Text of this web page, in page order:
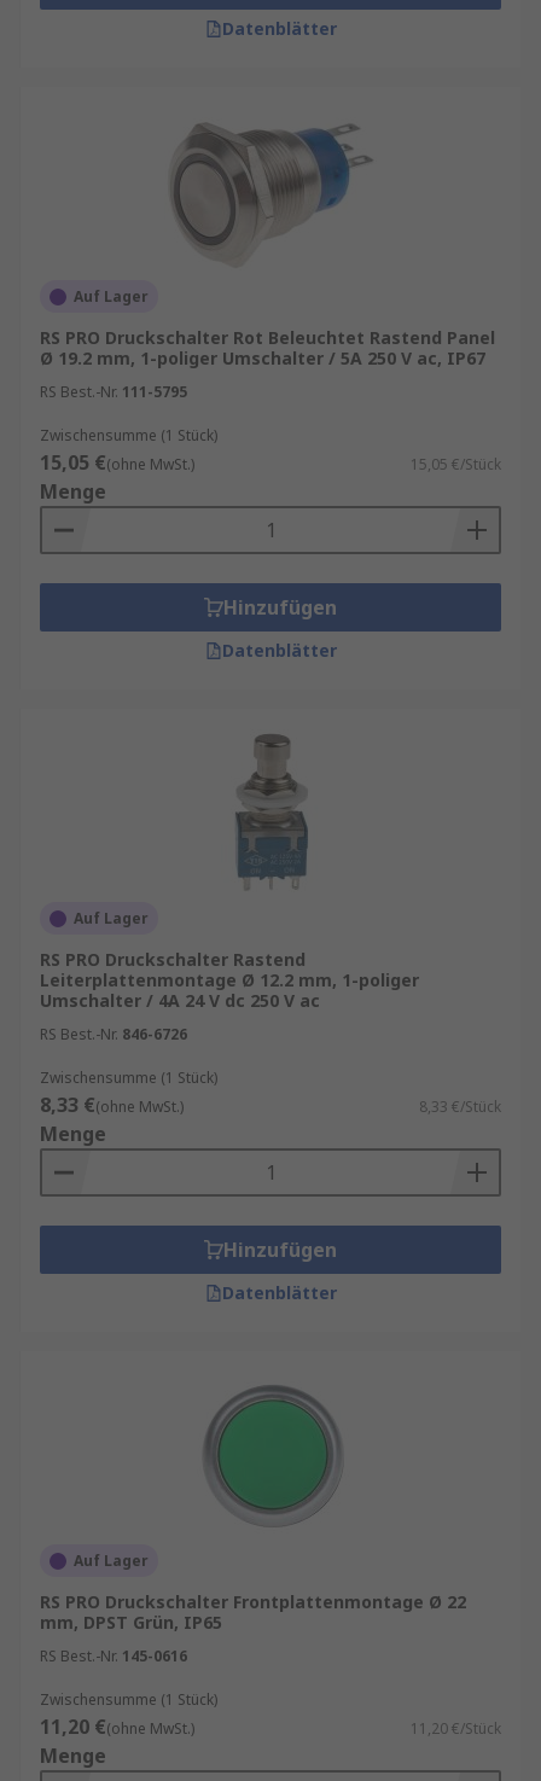
Datenblätter
Auf Lager
RS PRO Druckschalter Rot Beleuchtet Rastend Panel
Ø 19.2 mm, 1-poliger Umschalter / 5A 250 V ac, IP67
RS Best.-Nr. 111-5795
Zwischensumme (1 Stück)
15,05 €(ohne MwSt.) 15,05 €/Stück
Menge
Hinzufügen
Datenblätter
Auf Lager
RS PRO Druckschalter Rastend
Leiterplattenmontage Ø 12.2 mm, 1-poliger
Umschalter / 4A 24 V dc 250 V ac
RS Best.-Nr. 846-6726
Zwischensumme (1 Stück)
8,33 €(ohne MwSt.) 8,33 €/Stück
Menge
Hinzufügen
Datenblätter
Auf Lager
RS PRO Druckschalter Frontplattenmontage Ø 22
mm, DPST Grün, IP65
RS Best.-Nr. 145-0616
Zwischensumme (1 Stück)
11,20 €(ohne MwSt.) 11,20 €/Stück
Menge